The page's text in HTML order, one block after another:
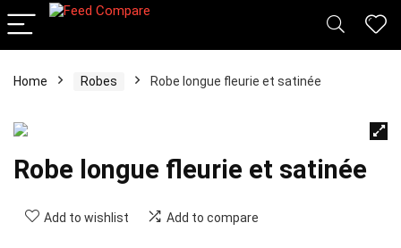
Home Robes Robe longue fleurie et satinée
Robe longue fleurie et satinée
Add to wishlist Add to compare